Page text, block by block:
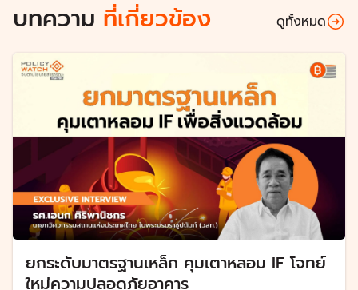
บทความ ที่เกี่ยวข้อง ดูทั้งหมด
ยกระดับมาตรฐานเหล็ก คุมเตาหลอม IF โจทย์
ใหม่ความปลอดภัยอาคาร